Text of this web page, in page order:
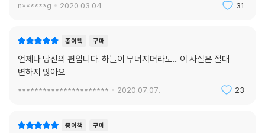
n******g 2020.03.04. 31
종이책 구매
언제나 당신의 편입니다. 하늘이 무너지더라도... 이 사실은 절대
변하지 않아요
********************** 2020.07.07. 23
종이책 구매